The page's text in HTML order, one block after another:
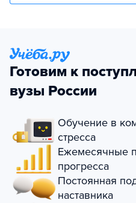
Готовим к
вузы России
Обучение в
стресса
Ежемесячные
прогресса
Постоянная
наставника